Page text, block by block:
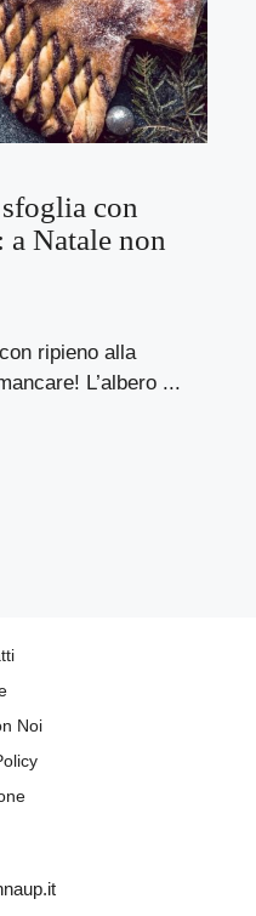
con
Natale non
ripieno alla
L’albero ...
Noi